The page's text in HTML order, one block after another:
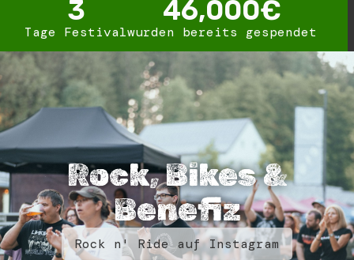
Tage Festival
3
wurden bereits gespendet
46,000€
Rock, Bikes &
Benefiz
Rock n' Ride auf Instagram